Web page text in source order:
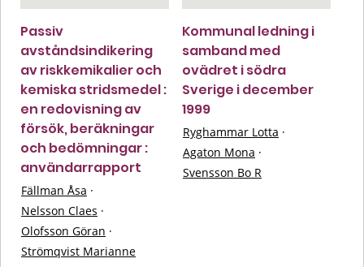
Passiv
avståndsindikering
av riskkemikalier och
kemiska stridsmedel :
en redovisning av
försök, beräkningar
och bedömningar :
användarrapport
Fällman Åsa ·
Nelsson Claes ·
Olofsson Göran ·
Strömqvist Marianne
Kommunal ledning i
samband med
ovädret i södra
Sverige i december
1999
Ryghammar Lotta ·
Agaton Mona ·
Svensson Bo R